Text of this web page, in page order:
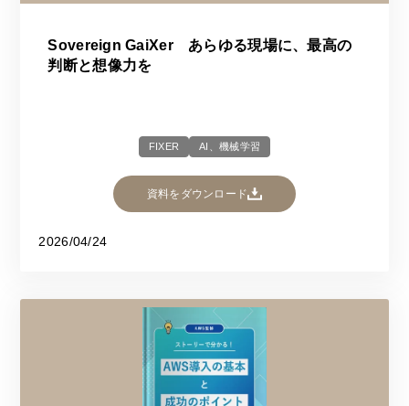
Sovereign GaiXer あらゆる現場に、最高の
判断と想像力を
FIXER AI、機械学習
資料をダウンロード
2026/04/24